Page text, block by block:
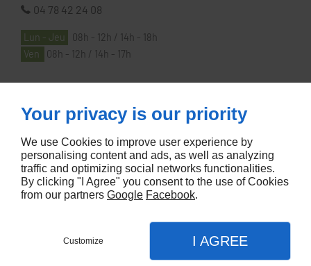
04 78 42 24 08
Lun - Jeu
08h - 12h / 14h - 18h
Ven
08h - 12h / 14h - 17h
À PROPOS
Accueil
Contactez-nous
Mentions légales
Plan du site
Your privacy is our priority
We use Cookies to improve user experience by
personalising content and ads, as well as analyzing
traffic and optimizing social networks functionalities.
By clicking "I Agree" you consent to the use of Cookies
from our partners Google Facebook.
Customize I AGREE